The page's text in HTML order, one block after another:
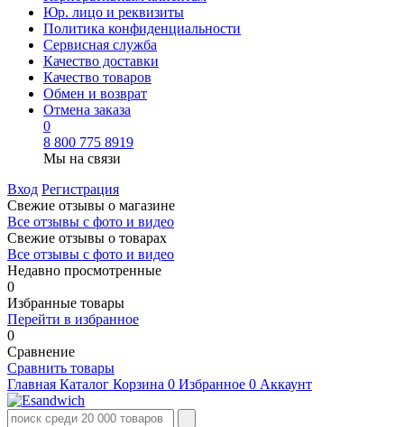
Юр. лицо и реквизиты
Политика конфиденциальности
Сервисная служба
Качество доставки
Качество товаров
Обмен и возврат
Отмена заказа
0
8 800 775 8919
Мы на связи
Вход Регистрация
Свежие отзывы о магазине
Все отзывы с фото и видео
Свежие отзывы о товарах
Все отзывы c фото и видео
Недавно просмотренные
0
Избранные товары
Перейти в избранное
0
Сравнение
Сравнить товары
Главная Каталог Корзина 0 Избранное 0 Аккаунт